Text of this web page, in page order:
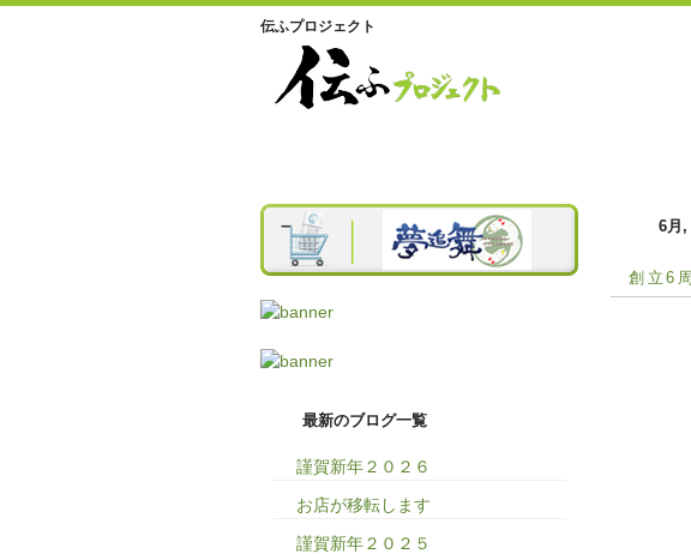
伝ふプロジェクト
6月,
創立6
最新のブログ一覧
謹賀新年２０２６
お店が移転します
謹賀新年２０２５